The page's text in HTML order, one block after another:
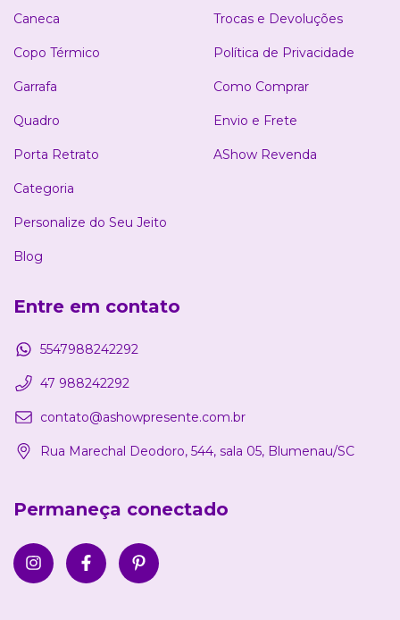
Caneca
Copo Térmico
Garrafa
Quadro
Porta Retrato
Categoria
Personalize do Seu Jeito
Blog
Trocas e Devoluções
Política de Privacidade
Como Comprar
Envio e Frete
AShow Revenda
Entre em contato
5547988242292
47 988242292
contato@ashowpresente.com.br
Rua Marechal Deodoro, 544, sala 05, Blumenau/SC
Permaneça conectado